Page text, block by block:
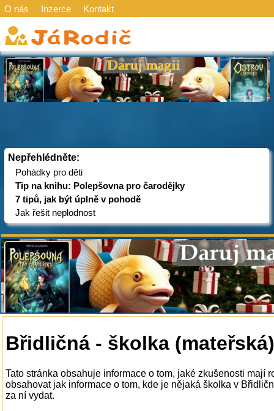
O nás Inzerce Kontakt
Nepřehlédněte:
Pohádky pro děti
Tip na knihu: Polepšovna pro čarodějky
7 tipů, jak být úplně v pohodě
Jak řešit neplodnost
Břidličná - školka (mateřská)
Tato stránka obsahuje informace o tom, jaké zkušenosti mají
obsahovat jak informace o tom, kde je nějaká školka v
za ní vydat.